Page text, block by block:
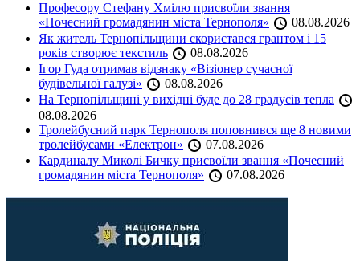
Професору Стефану Хмілю присвоїли звання
«Почесний громадянин міста Тернополя»
08.08.2026
Як житель Тернопільщини скористався грантом і 15
років створює текстиль
08.08.2026
Ігор Гуда отримав відзнаку «Візіонер сучасної
будівельної галузі»
08.08.2026
На Тернопільщині у вихідні буде до 28 градусів тепла
08.08.2026
Тролейбусний парк Тернополя поповнився ще 8 новими
тролейбусами «Електрон»
07.08.2026
Кардиналу Миколі Бичку присвоїли звання «Почесний
громадянин міста Тернополя»
07.08.2026